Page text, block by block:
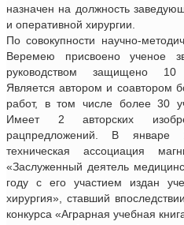
назначен на должность
и оперативной хирургии.
По совокупности научно-
Веремею присвоено ученое
руководством защищено 10
Является автором и соавтором
работ, в том числе более 30
Имеет 2 авторских
рацпредложений. В январе
техническая ассоциация
«Заслуженный деятель
году с его участием издан
хирургия», ставший
конкурса «Аграрная учебная